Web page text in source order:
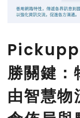
Pickupp
勝關鍵：
由智慧物